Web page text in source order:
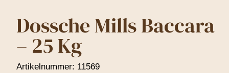
Dossche Mills Baccara
– 25 Kg
Artikelnummer: 11569